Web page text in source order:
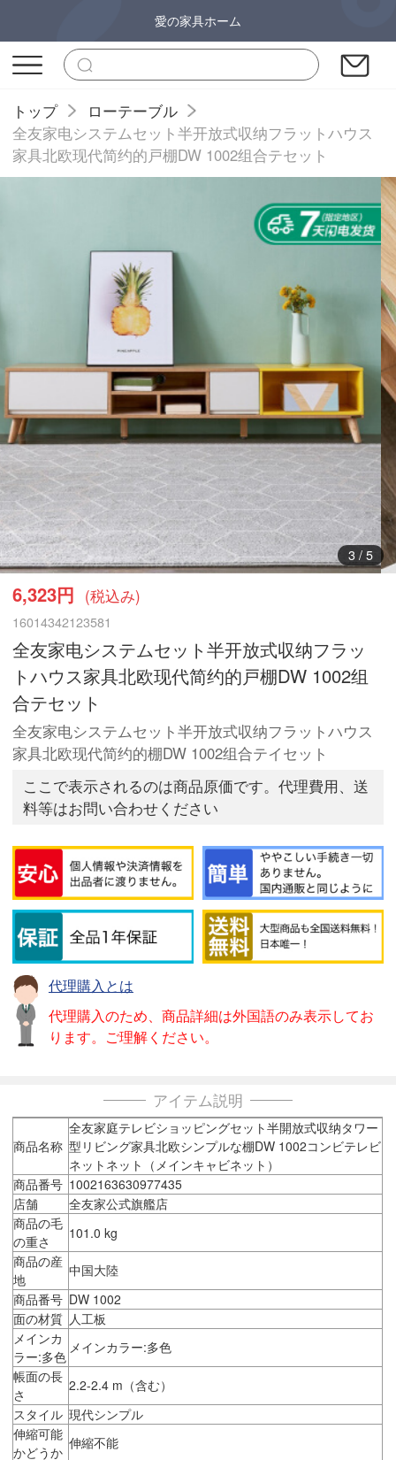
愛の家具ホーム
トップ
ローテーブル
全友家电システムセット半开放式収纳フラットハウス
家具北欧现代简约的戸棚DW 1002组合テセット
3/ 5
6,323円 (税込み)
16014342123581
全友家电システムセット半开放式収纳フラッ
トハウス家具北欧现代简约的戸棚DW 1002组
合テセット
全友家电システムセット半开放式収纳フラットハウス
家具北欧现代简约的棚DW 1002组合テイセット
ここで表示されるのは商品原価です。代理費用、送
料等はお問い合わせください
代理購入とは
代理購入のため、商品詳細は外国語のみ表示してお
ります。ご理解ください。
アイテム説明
商品名称
全友家庭テレビショッピングセット半開放式収纳タワー
型リビング家具北欧シンプルな棚DW 1002コンビテレビ
ネットネット（メインキャビネット）
商品番号 1002163630977435
店舗
全友家公式旗艦店
商品の毛
の重さ
101.0 kg
商品の産
地
中国大陸
商品番号 DW 1002
面の材質 人工板
メインカ
ラー:多色
メインカラー:多色
帳面の長
さ
2.2-2.4 m（含む）
スタイル 現代シンプル
伸縮可能
かどうか
伸縮不能